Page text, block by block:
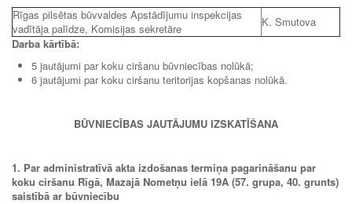
Rīgas pilsētas būvvaldes Apstādījumu inspekcijas
vadītāja palīdze, Komisijas sekretāre
K. Smutova
Darba kārtībā:
5 jautājumi par koku ciršanu būvniecības nolūkā;
6 jautājumi par koku ciršanu teritorijas kopšanas nolūkā.
BŪVNIECĪBAS JAUTĀJUMU IZSKATĪŠANA
1. Par administratīvā akta izdošanas termiņa pagarināšanu par
koku ciršanu Rīgā, Mazajā Nometņu ielā 19A (57. grupa, 40. grunts)
saistībā ar būvniecību